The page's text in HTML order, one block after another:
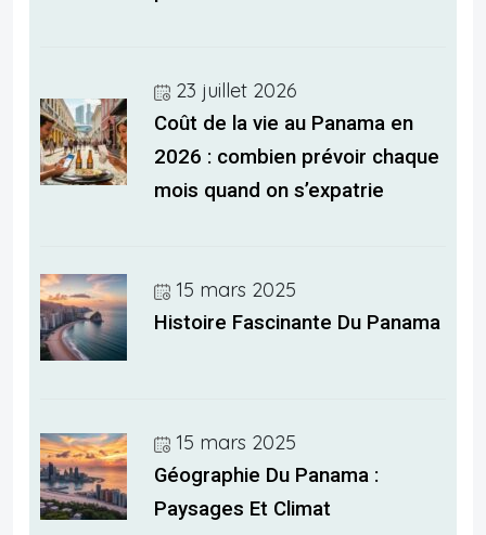
23 juillet 2026
Coût de la vie au Panama en
2026 : combien prévoir chaque
mois quand on s’expatrie
15 mars 2025
Histoire Fascinante Du Panama
15 mars 2025
Géographie Du Panama :
Paysages Et Climat